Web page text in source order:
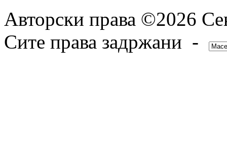
Авторски права ©2026
Сите права задржани -